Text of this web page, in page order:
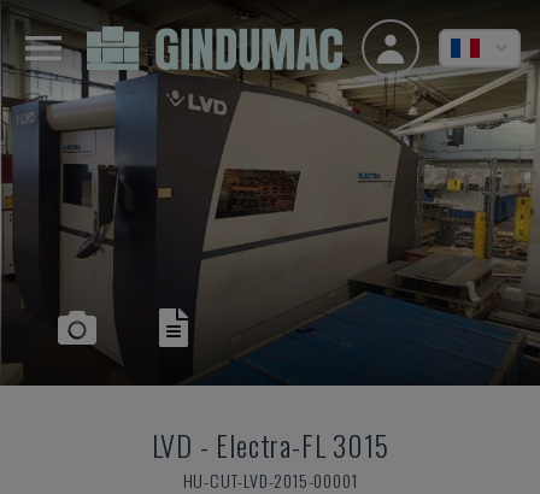
LVD - Electra-FL 3015
HU-CUT-LVD-2015-00001